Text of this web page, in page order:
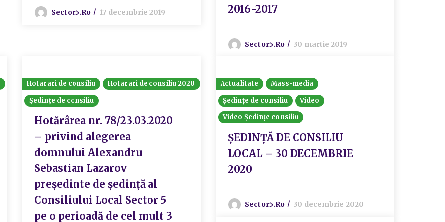
Sector5.ro 17 decembrie 2019 2016-2017
Sector5.ro 30 martie 2019
Hotarari de consiliu
Hotarari de consiliu 2020
Ședințe de consiliu
Hotărârea nr. 78/23.03.2020
– privind alegerea
domnului Alexandru
Sebastian Lazarov
președinte de ședință al
Consiliului Local Sector 5
pe o perioadă de cel mult 3
Actualitate
Mass-media
Ședințe de consiliu
Video
Video Ședințe consiliu
ȘEDINȚĂ DE CONSILIU
LOCAL – 30 DECEMBRIE
2020
Sector5.ro 30 decembrie 2020